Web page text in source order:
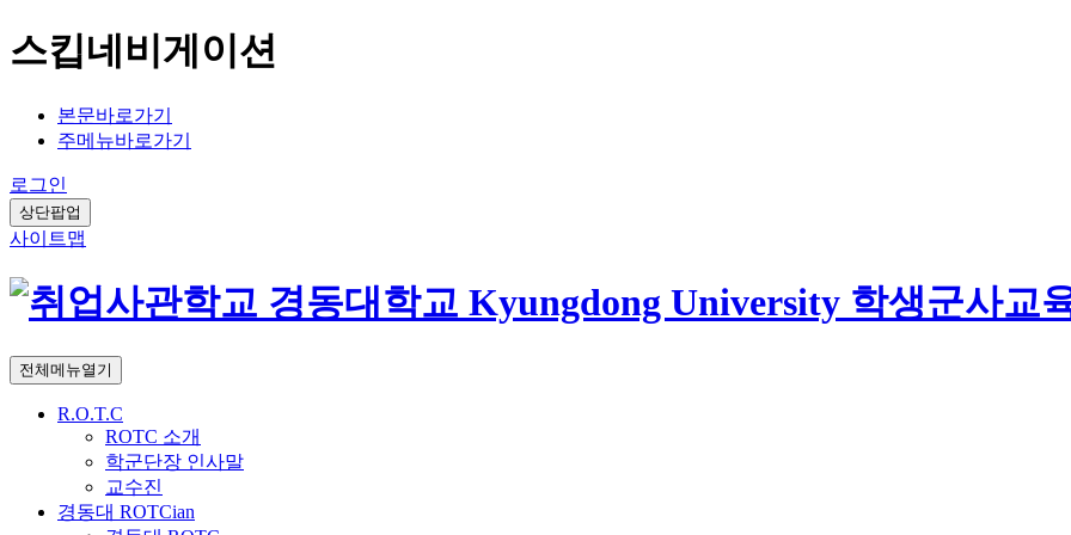
스킵네비게이션
본문바로가기
주메뉴바로가기
로그인
상단팝업
사이트맵
학생군사교
전체메뉴열기
R.O.T.C
ROTC 소개
학군단장 인사말
교수진
경동대 ROTCian